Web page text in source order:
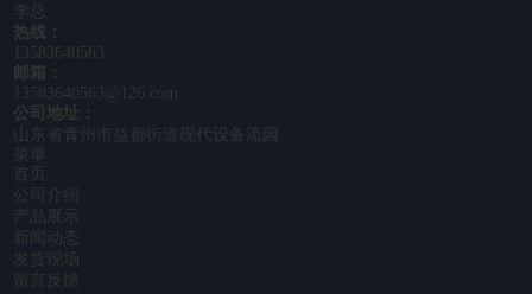
李总
热线：
13583640563
邮箱：
13583640563@126.com
公司地址：
山东省青州市益都街道现代设备流园
菜单
首页
公司介绍
产品展示
新闻动态
发货现场
留言反馈